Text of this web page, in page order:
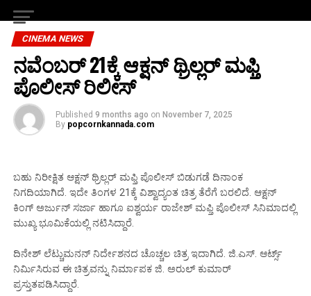
CINEMA NEWS
ನವೆಂಬರ್ 21ಕ್ಕೆ ಆಕ್ಷನ್ ಥ್ರಿಲ್ಲರ್ ಮಫ್ತಿ
ಪೊಲೀಸ್ ರಿಲೀಸ್
Published 9 months ago on November 7, 2025
By popcornkannada.com
ಬಹು ನಿರೀಕ್ಷಿತ ಆಕ್ಷನ್ ಥ್ರಿಲ್ಲರ್ ಮಫ್ತಿ ಪೊಲೀಸ್ ಬಿಡುಗಡೆ ದಿನಾಂಕ‌
ನಿಗದಿಯಾಗಿದೆ. ಇದೇ ತಿಂಗಳ 21ಕ್ಕೆ ವಿಶ್ವಾದ್ಯಂತ ಚಿತ್ರ ತೆರೆಗೆ ಬರಲಿದೆ. ಆಕ್ಷನ್
ಕಿಂಗ್ ಅರ್ಜುನ್ ಸರ್ಜಾ ಹಾಗೂ ಐಶ್ವರ್ಯ ರಾಜೇಶ್ ಮಫ್ತಿ ಪೊಲೀಸ್ ಸಿನಿಮಾದಲ್ಲಿ
ಮುಖ್ಯ ಭೂಮಿಕೆಯಲ್ಲಿ ನಟಿಸಿದ್ದಾರೆ.
ದಿನೇಶ್ ಲೆಟ್ಚುಮನನ್ ನಿರ್ದೇಶನದ ಚೊಚ್ಚಲ ಚಿತ್ರ ಇದಾಗಿದೆ. ಜಿ.ಎಸ್. ಆರ್ಟ್ಸ್
ನಿರ್ಮಿಸಿರುವ ಈ ಚಿತ್ರವನ್ನು ನಿರ್ಮಾಪಕ ಜಿ. ಅರುಲ್ ಕುಮಾರ್
ಪ್ರಸ್ತುತಪಡಿಸಿದ್ದಾರೆ.